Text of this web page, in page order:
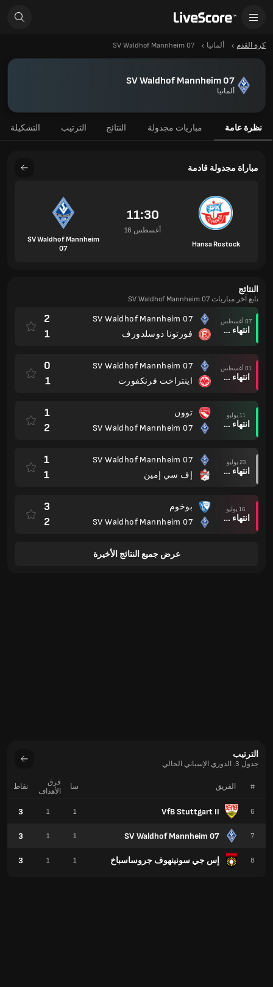
كرة القدم ألمانيا SV Waldhof Mannheim 07
SV Waldhof Mannheim 07
ألمانيا
نظرة عامة مباريات مجدولة النتائج الترتيب التشكيلة
مباراة مجدولة قادمة
Hansa Rostock
11:30
16 أغسطس
SV Waldhof Mannheim
07
النتائج
تابع آخر مباريات SV Waldhof Mannheim 07
07 أغسطس
انتهاء وقت المباراة
SV Waldhof Mannheim 07
فورتونا دوسلدورف
2
1
01 أغسطس
انتهاء وقت المباراة
SV Waldhof Mannheim 07
اينتراخت فرنكفورت
0
1
11 يوليو
انتهاء وقت المباراة
توون
SV Waldhof Mannheim 07
1
2
23 يوليو
انتهاء وقت المباراة
SV Waldhof Mannheim 07
إف سي إمين
1
1
16 يوليو
انتهاء وقت المباراة
بوخوم
SV Waldhof Mannheim 07
3
2
عرض جميع النتائج الأخيرة
الترتيب
جدول 3. الدوري الإسباني الحالي
# الفريق
6
VfB Stuttgart II
7
SV Waldhof Mannheim 07
8 إس جي سونينهوف جروساسباخ
سا
فرق
الأهداف
نقاط
1
1
3
1
1
3
1
1
3